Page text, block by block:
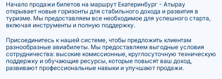
Начало продажи билетов на маршрут Екатеринбург - Атырау
открывает новые горизонты для стабильного дохода и развития в
туризме. Мы предоставляем все необходимое для успешного старта,
включая инструменты и полную поддержку.
Присоединитесь к нашей системе, чтобы предложить клиентам
разнообразные авиабилеты. Мы предоставляем выгодные условия
сотрудничества: высокие комиссионные, круглосуточную техническую
поддержку и обучающие ресурсы, которые повысят ваш доход,
развивают профессиональные навыки и улучшают продажи.